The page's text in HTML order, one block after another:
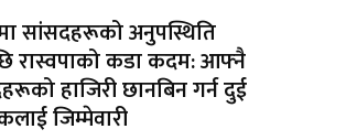
सांसदहरूको अनुपस्थिति
रास्वपाको कडा कदम: आफ्नै
हाजिरी छानबिन गर्न दुई
जिम्मेवारी